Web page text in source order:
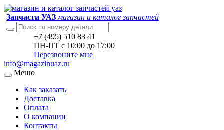
Запчасти УАЗ магазин и каталог запчастей
+7 (495) 510 83 41
ПН-ПТ с 10:00 до 17:00
Перезвоните мне
info@magazinuaz.ru
Меню
Как заказать
Доставка
Оплата
О компании
Контакты